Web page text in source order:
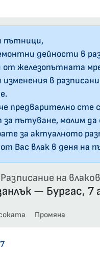
пътници,
дейности в
от железопътната
в
предварително сте
пътуване, молим да
за актуалното
Вас влак в деня на
Разписание на
— Бургас, 7
Промяна